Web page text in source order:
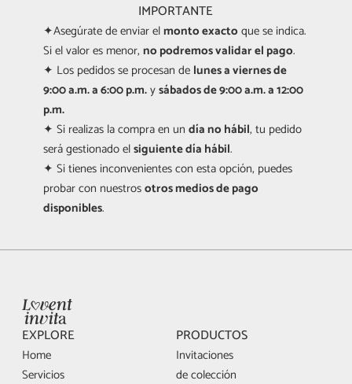
IMPORTANTE
✦Asegúrate de enviar el monto exacto que se indica.
Si el valor es menor, no podremos validar el pago.
✦ Los pedidos se procesan de lunes a viernes de
9:00 a.m. a 6:00 p.m. y sábados de 9:00 a.m. a 12:00
p.m.
✦ Si realizas la compra en un día no hábil, tu pedido
será gestionado el siguiente día hábil.
✦ Si tienes inconvenientes con esta opción, puedes
probar con nuestros otros medios de pago
disponibles.
EXPLORE
Home
Servicios
PRODUCTOS
Invitaciones
de colección